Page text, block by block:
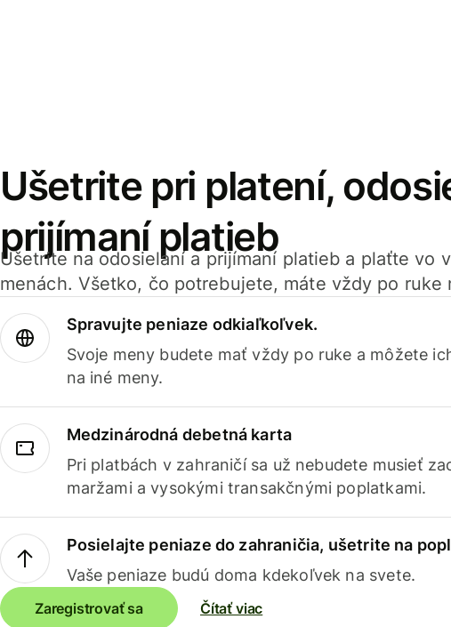
Ušetrite pri platení,
prijímaní platieb
Ušetrite na odosielaní a prijímaní platieb a plaťte vo
menách. Všetko, čo potrebujete, máte vždy po ruke
Spravujte peniaze odkiaľkoľvek.
Svoje meny budete mať vždy po ruke a môžete
na iné meny.
Medzinárodná debetná karta
Pri platbách v zahraničí sa už nebudete musieť
maržami a vysokými transakčnými poplatkami.
Posielajte peniaze do zahraničia, ušetrite na
Vaše peniaze budú doma kdekoľvek na svete.
Zaregistrovať sa Čítať viac